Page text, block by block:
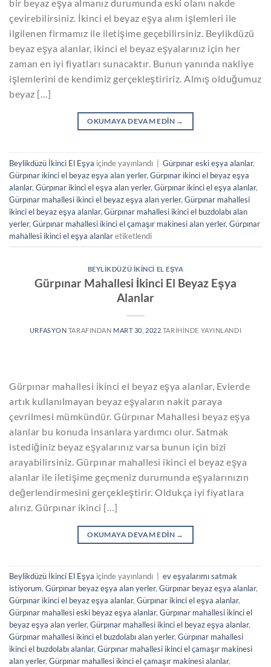
bir beyaz eşya almanız durumunda eski olanı nakde
çevirebilirsiniz. İkinci el beyaz eşya alım işlemleri ile
ilgilenen firmamız ile iletişime geçebilirsiniz. Beylikdüzü
beyaz eşya alanlar, ikinci el beyaz eşyalarınız için her
zaman en iyi fiyatları sunacaktır. Bunun yanında nakliye
işlemlerini de kendimiz gerçekleştiririz. Almış olduğumuz
beyaz […]
OKUMAYA DEVAM EDIN →
Beylikdüzü İkinci El Eşya içinde yayınlandı | Gürpınar eski eşya alanlar,
Gürpınar ikinci el beyaz eşya alan yerler, Gürpınar ikinci el beyaz eşya
alanlar, Gürpınar ikinci el eşya alan yerler, Gürpınar ikinci el eşya alanlar,
Gürpınar mahallesi ikinci el beyaz eşya alan yerler, Gürpınar mahallesi
ikinci el beyaz eşya alanlar, Gürpınar mahallesi ikinci el buzdolabı alan
yerler, Gürpınar mahallesi ikinci el çamaşır makinesi alan yerler, Gürpınar
mahallesi ikinci el eşya alanlaretiketlendi
BEYLIKDÜZÜ İKINCI EL EŞYA
Gürpınar Mahallesi İkinci El Beyaz Eşya
Alanlar
URFASYON TARAFINDAN MART 30, 2022 TARIHINDE YAYINLANDI
Gürpınar mahallesi ikinci el beyaz eşya alanlar, Evlerde
artık kullanılmayan beyaz eşyaların nakit paraya
çevrilmesi mümkündür. Gürpınar Mahallesi beyaz eşya
alanlar bu konuda insanlara yardımcı olur. Satmak
istediğiniz beyaz eşyalarınız varsa bunun için bizi
arayabilirsiniz. Gürpınar mahallesi ikinci el beyaz eşya
alanlar ile iletişime geçmeniz durumunda eşyalarınızın
değerlendirmesini gerçekleştirir. Oldukça iyi fiyatlara
alırız. Gürpınar ikinci […]
OKUMAYA DEVAM EDIN →
Beylikdüzü İkinci El Eşya içinde yayınlandı
ev eşyalarımı satmak
istiyorum, Gürpınar beyaz eşya alan yerler, Gürpınar beyaz eşya alanlar,
Gürpınar ikinci el beyaz eşya alanlar, Gürpınar ikinci el eşya alanlar,
Gürpınar mahallesi eski beyaz eşya alanlar, Gürpınar mahallesi ikinci el
beyaz eşya alan yerler, Gürpınar mahallesi ikinci el beyaz eşya alanlar,
Gürpınar mahallesi ikinci el buzdolabı alan yerler, Gürpınar mahallesi
ikinci el buzdolabı alanlar, Gürpınar mahallesi ikinci el çamaşır makinesi
alan yerler, Gürpınar mahallesi ikinci el çamaşır makinesi alanlar,